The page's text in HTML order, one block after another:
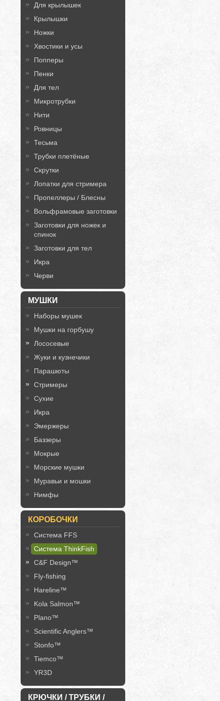
Для крылышек
Крылышки
Ножки
Хвостики и усы
Попперы
Пенки
Для тел
Микротрубки
Нити
Ровницы
Тесьма
Трубки плетёные
Скрутки
Лопатки для стримера
Пропеллеры / Блесны
Вольфрамовые заготовки
Заготовки для ножек и
спинок
Заготовки для тел
Икра
Черви
МУШКИ
Наборы мушек
Мушки на горбушу
Лососевые
Жуки и кузнечики
Парашюты
Стримеры
Сухие
Икра
Эмержеры
Баззеры
Мокрые
Морские мушки
Муравьи и мошки
Нимфы
КОРОБОЧКИ
Система FFS
Система ThinkFish
C&F Design™
Fly-fishing
Hareline™
Kola Salmon™
Plano™
Scientific Anglers™
Stonfo™
Tiemco™
YR3D
КРЮЧКИ / ТРУБКИ /